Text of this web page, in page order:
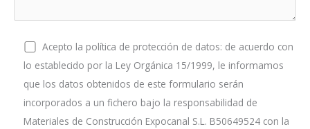
Acepto la política de protección de datos: de acuerdo con
lo establecido por la Ley Orgánica 15/1999, le informamos
que los datos obtenidos de este formulario serán
incorporados a un fichero bajo la responsabilidad de
Materiales de Construcción Expocanal S.L. B50649524 con la